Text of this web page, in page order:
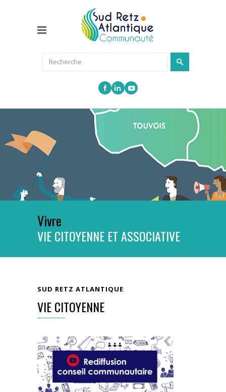
Vivre
VIE CITOYENNE ET ASSOCIATIVE
SUD RETZ ATLANTIQUE
VIE CITOYENNE